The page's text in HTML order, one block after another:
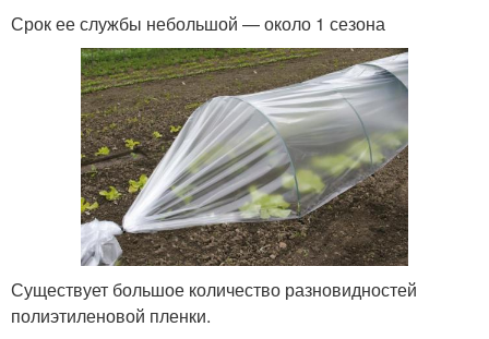
Срок ее службы небольшой — около 1 сезона
Существует большое количество разновидностей
полиэтиленовой пленки.